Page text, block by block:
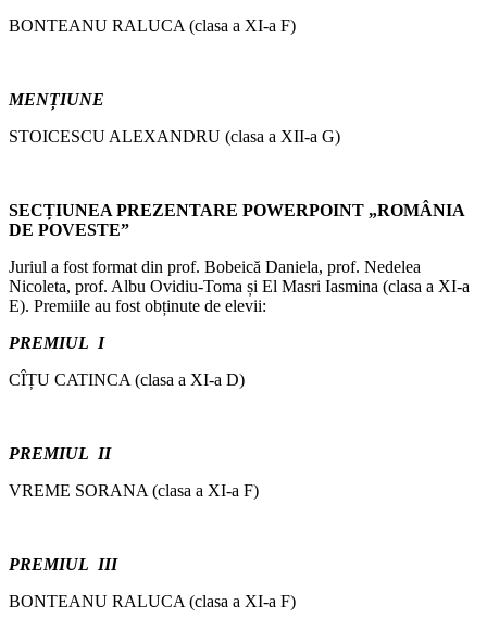
BONTEANU RALUCA (clasa a XI-a F)
MENȚIUNE
STOICESCU ALEXANDRU (clasa a XII-a G)
SECȚIUNEA PREZENTARE POWERPOINT „ROMÂNIA
DE POVESTE”
Juriul a fost format din prof. Bobeică Daniela, prof. Nedelea
Nicoleta, prof. Albu Ovidiu-Toma și El Masri Iasmina (clasa a XI-a
E). Premiile au fost obținute de elevii:
PREMIUL I
CÎȚU CATINCA (clasa a XI-a D)
PREMIUL II
VREME SORANA (clasa a XI-a F)
PREMIUL III
BONTEANU RALUCA (clasa a XI-a F)